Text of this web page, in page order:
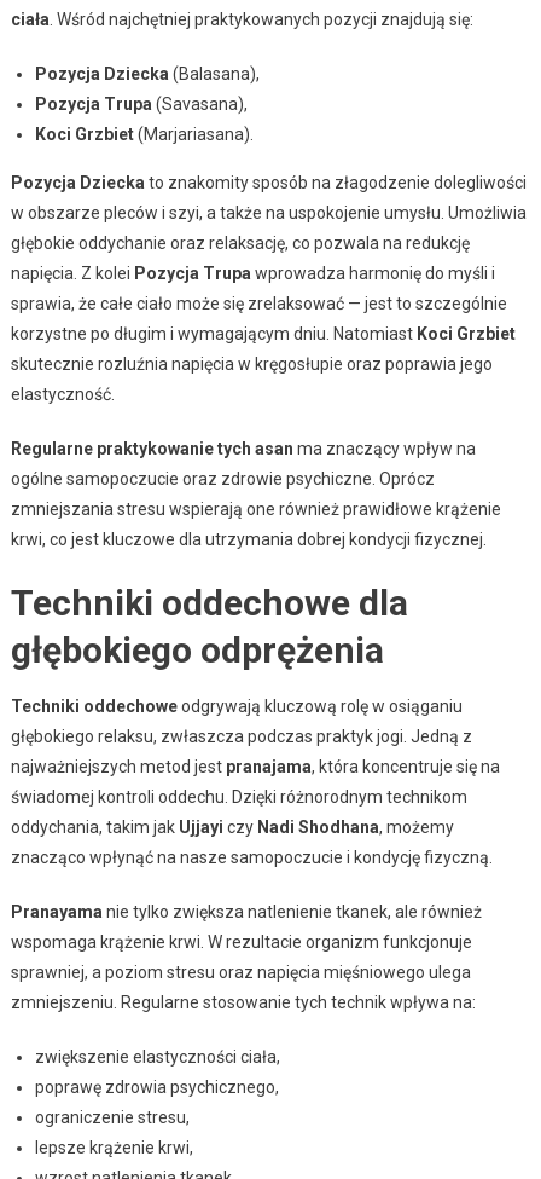
ciała . Wśród najchętniej praktykowanych pozycji znajdują się:
Pozycja Dziecka (Balasana),
Pozycja Trupa (Savasana),
Koci Grzbiet(Marjariasana).
Pozycja Dziecka to znakomity sposób na złagodzenie dolegliwości
w obszarze pleców i szyi, a także na uspokojenie umysłu. Umożliwia
głębokie oddychanie oraz relaksację, co pozwala na redukcję
napięcia. Z kolei Pozycja Trupa wprowadza harmonię do myśli i
sprawia, że całe ciało może się zrelaksować — jest to szczególnie
korzystne po długim i wymagającym dniu. Natomiast Koci Grzbiet
skutecznie rozluźnia napięcia w kręgosłupie oraz poprawia jego
elastyczność.
Regularne praktykowanie tych asan ma znaczący wpływ na
ogólne samopoczucie oraz zdrowie psychiczne. Oprócz
zmniejszania stresu wspierają one również prawidłowe krążenie
krwi, co jest kluczowe dla utrzymania dobrej kondycji fizycznej.
Techniki oddechowe dla
głębokiego odprężenia
Techniki oddechoweodgrywają kluczową rolę w osiąganiu
głębokiego relaksu, zwłaszcza podczas praktyk jogi. Jedną z
najważniejszych metod jest pranajama, która koncentruje się na
świadomej kontroli oddechu. Dzięki różnorodnym technikom
oddychania, takim jak Ujjayi czy Nadi Shodhana, możemy
znacząco wpłynąć na nasze samopoczucie i kondycję fizyczną.
Pranayama nie tylko zwiększa natlenienie tkanek, ale również
wspomaga krążenie krwi. W rezultacie organizm funkcjonuje
sprawniej, a poziom stresu oraz napięcia mięśniowego ulega
zmniejszeniu. Regularne stosowanie tych technik wpływa na:
zwiększenie elastyczności ciała,
poprawę zdrowia psychicznego,
ograniczenie stresu,
lepsze krążenie krwi,